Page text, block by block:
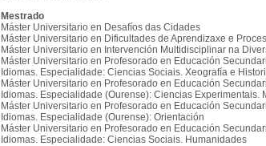
Mestrado
Máster Universitario en Desafíos das Cidades
Máster Universitario en Dificultades de Aprendizaxe e
Máster Universitario en Intervención Multidisciplinar na
Máster Universitario en Profesorado en Educación
Idiomas. Especialidade: Ciencias Sociais. Xeografía e
Máster Universitario en Profesorado en Educación
Idiomas. Especialidade (Ourense): Ciencias Experimentais.
Máster Universitario en Profesorado en Educación
Idiomas. Especialidade (Ourense): Orientación
Máster Universitario en Profesorado en Educación
Idiomas. Especialidade: Ciencias Sociais. Humanidades